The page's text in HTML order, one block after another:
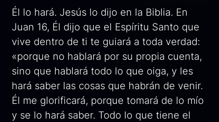
Él lo hará. Jesús lo dijo en la Biblia. En
Juan 16, Él dijo que el Espíritu Santo que
vive dentro de ti te guiará a toda verdad:
«porque no hablará por su propia cuenta,
sino que hablará todo lo que oiga, y les
hará saber las cosas que habrán de venir.
Él me glorificará, porque tomará de lo mío
y se lo hará saber. Todo lo que tiene el